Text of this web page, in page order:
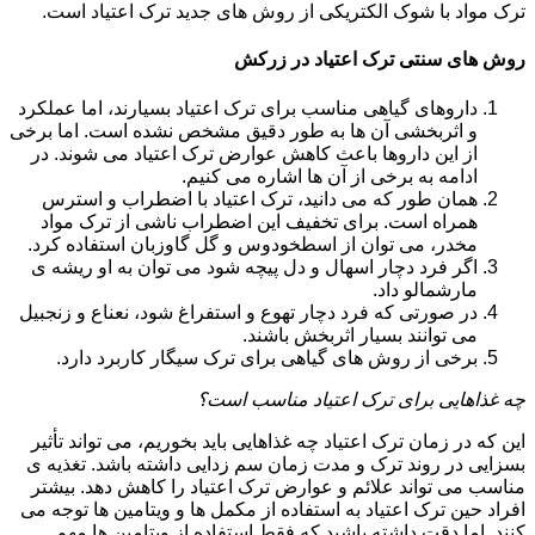
ترک مواد با شوک الکتریکی از روش های جدید ترک اعتیاد است.
روش های سنتی ترک اعتیاد در زرکش
داروهای گیاهی مناسب برای ترک اعتیاد بسیارند، اما عملکرد
و اثربخشی آن ها به طور دقیق مشخص نشده است. اما برخی
از این داروها باعث کاهش عوارض ترک اعتیاد می شوند. در
ادامه به برخی از آن ها اشاره می کنیم.
همان طور که می دانید، ترک اعتیاد با اضطراب و استرس
همراه است. برای تخفیف این اضطراب ناشی از ترک مواد
مخدر، می توان از اسطخودوس و گل گاوزبان استفاده کرد.
اگر فرد دچار اسهال و دل پیچه شود می توان به او ریشه ی
مارشمالو داد.
در صورتی که فرد دچار تهوع و استفراغ شود، نعناع و زنجبیل
می توانند بسیار اثربخش باشند.
برخی از روش های گیاهی برای ترک سیگار کاربرد دارد.
چه غذاهایی برای ترک اعتیاد مناسب است؟
این که در زمان ترک اعتیاد چه غذاهایی باید بخوریم، می تواند تأثیر
بسزایی در روند ترک و مدت زمان سم زدایی داشته باشد. تغذیه ی
مناسب می تواند علائم و عوارض ترک اعتیاد را کاهش دهد. بیشتر
افراد حین ترک اعتیاد به استفاده از مکمل ها و ویتامین ها توجه می